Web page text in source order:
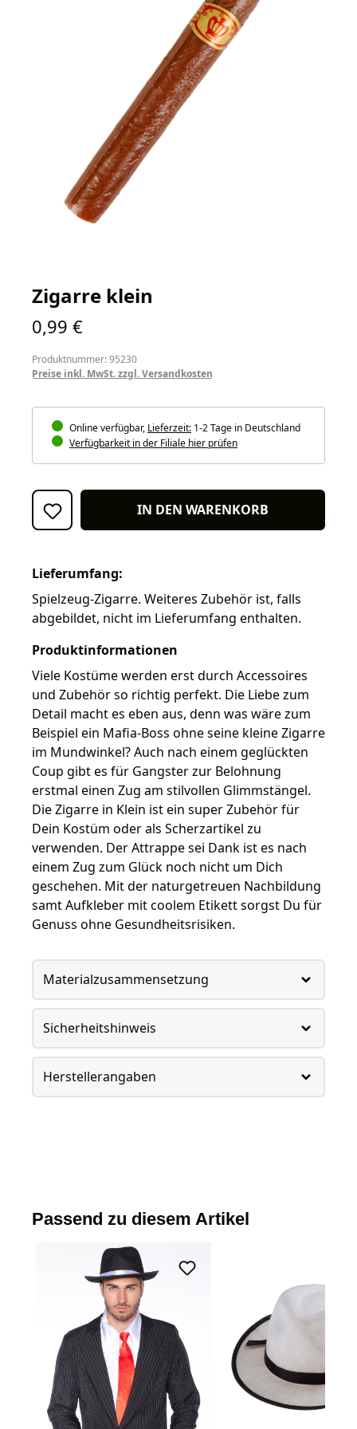
Zigarre klein
Regulärer Preis:
0,99 €
Produktnummer: 95230
Preise inkl. MwSt. zzgl. Versandkosten
Online verfügbar, Lieferzeit: 1-2 Tage in Deutschland
Verfügbarkeit in der Filiale hier prüfen
IN DEN WARENKORB
Lieferumfang:
Spielzeug-Zigarre. Weiteres Zubehör ist, falls
abgebildet, nicht im Lieferumfang enthalten.
Produktinformationen
Viele Kostüme werden erst durch Accessoires
und Zubehör so richtig perfekt. Die Liebe zum
Detail macht es eben aus, denn was wäre zum
Beispiel ein Mafia-Boss ohne seine kleine Zigarre
im Mundwinkel? Auch nach einem geglückten
Coup gibt es für Gangster zur Belohnung
erstmal einen Zug am stilvollen Glimmstängel.
Die Zigarre in Klein ist ein super Zubehör für
Dein Kostüm oder als Scherzartikel zu
verwenden. Der Attrappe sei Dank ist es nach
einem Zug zum Glück noch nicht um Dich
geschehen. Mit der naturgetreuen Nachbildung
samt Aufkleber mit coolem Etikett sorgst Du für
Genuss ohne Gesundheitsrisiken.
Materialzusammensetzung
Sicherheitshinweis
Herstellerangaben
Passend zu diesem Artikel